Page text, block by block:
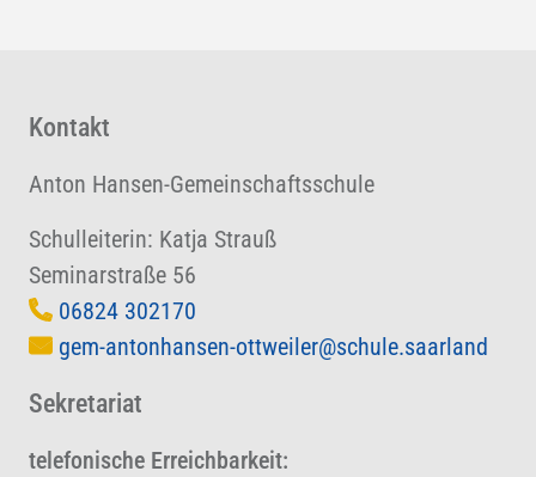
Kontakt
Anton Hansen-Gemeinschaftsschule
Schulleiterin: Katja Strauß
Seminarstraße 56
06824 302170
gem-antonhansen-ottweiler@schule.saarland
Sekretariat
telefonische Erreichbarkeit: